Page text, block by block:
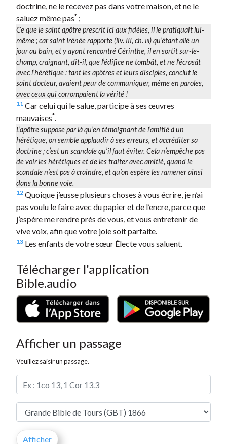
doctrine, ne le recevez pas dans votre maison, et ne le
saluez même pas* ;
Ce que le saint apôtre prescrit ici aux fidèles, il le pratiquait lui-
même ; car saint Irénée rapporte (liv. III, ch. III) qu’étant allé un
jour au bain, et y ayant rencontré Cérinthe, il en sortit sur-le-
champ, craignant, dit-il, que l’édifice ne tombât, et ne l’écrasât
avec l’hérétique : tant les apôtres et leurs disciples, conclut le
saint docteur, avaient peur de communiquer, même en paroles,
avec ceux qui corrompaient la vérité !
11 Car celui qui le salue, participe à ses œuvres
mauvaises*
L’apôtre suppose par là qu’en témoignant de l’amitié à un
hérétique, on semble applaudir à ses erreurs, et accréditer sa
doctrine ; c’est un scandale qu’il faut éviter. Cela n’empêche pas
de voir les hérétiques et de les traiter avec amitié, quand le
scandale n’est pas à craindre, et qu’on espère les ramener ainsi
dans la bonne voie.
12 Quoique j’eusse plusieurs choses à vous écrire, je n’ai
pas voulu le faire avec du papier et de l’encre, parce que
j’espère me rendre près de vous, et vous entretenir de
vive voix, afin que votre joie soit parfaite.
13 Les enfants de votre sœur Électe vous saluent.
Télécharger l'application
Bible.audio
Afficher un passage
Veuillez saisir un passage.